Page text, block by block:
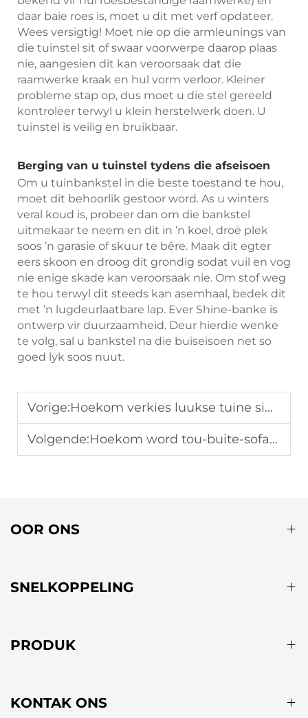
daar baie roes is, moet u dit met verf opdateer.
Wees versigtig! Moet nie op die armleunings van
die tuinstel sit of swaar voorwerpe daarop plaas
nie, aangesien dit kan veroorsaak dat die
raamwerke kraak en hul vorm verloor. Kleiner
probleme stap op, dus moet u die stel gereeld
kontroleer terwyl u klein herstelwerk doen. U
tuinstel is veilig en bruikbaar.
Berging van u tuinstel tydens die afseisoen
Om u tuinbankstel in die beste toestand te hou,
moet dit behoorlik gestoor word. As u winters
veral koud is, probeer dan om die bankstel
uitmekaar te neem en dit in ’n koel, droë plek
soos ’n garasie of skuur te bêre. Maak dit egter
eers skoon en droog dit grondig sodat vuil en vog
nie enige skade kan veroorsaak nie. Om stof weg
te hou terwyl dit steeds kan asemhaal, bedek dit
met ’n lugdeurlaatbare lap. Ever Shine-banke is
ontwerp vir duurzaamheid. Deur hierdie wenke
te volg, sal u bankstel na die buiseisoen net so
goed lyk soos nuut.
Vorige:Hoekom verkies luukse tuine sintetiese rotan-tuinmeubels?
Volgende:Hoekom word tou-buite-sofa-stelle gewild in moderne tuinte?
OOR ONS
SNELKOPPELING
PRODUK
KONTAK ONS